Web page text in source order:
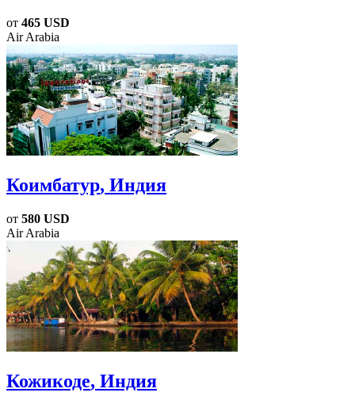
от 465 USD
Air Arabia
Коимбатур, Индия
от 580 USD
Air Arabia
Кожикоде, Индия